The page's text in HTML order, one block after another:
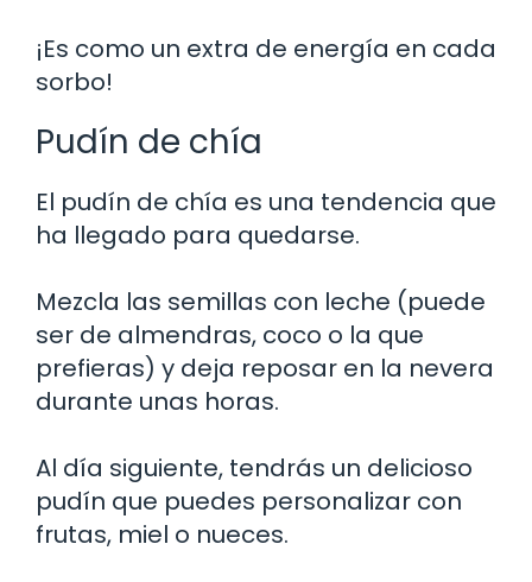
¡Es como un extra de energía en cada
sorbo!
Pudín de chía
El pudín de chía es una tendencia que
ha llegado para quedarse.
Mezcla las semillas con leche (puede
ser de almendras, coco o la que
prefieras) y deja reposar en la nevera
durante unas horas.
Al día siguiente, tendrás un delicioso
pudín que puedes personalizar con
frutas, miel o nueces.